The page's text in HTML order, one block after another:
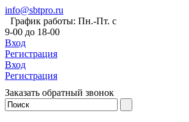
info@sbtpro.ru
График работы: Пн.-Пт. с
9-00 до 18-00
Вход
Регистрация
Вход
Регистрация
Заказать обратный звонок